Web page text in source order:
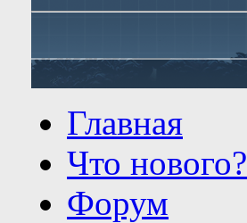
Главная
Что нового?
Форум